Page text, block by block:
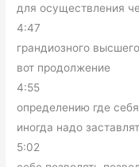
для осуществления
4:47
грандиозного
вот продолжение
4:55
определению где
иногда надо
5:02